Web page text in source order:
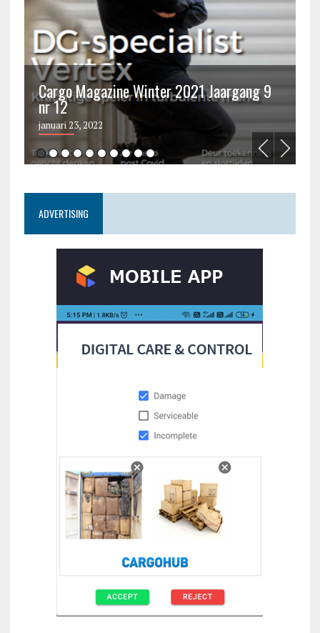
Cargo Magazine Winter 2021 Jaargang 9
nr 12
januari 23, 2022
ADVERTISING